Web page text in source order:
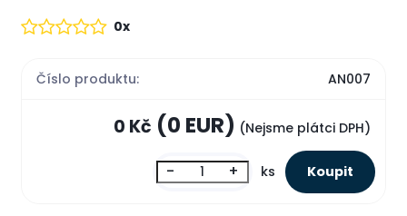
0x
Číslo produktu: AN007
0 Kč (0 EUR) (Nejsme plátci DPH)
- + ks